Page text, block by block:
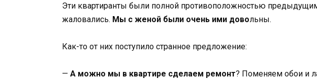
Эти квартиранты были полной противоположностью
жаловались. Мы с женой были очень ими довольны.
Как-то от них поступило странное предложение:
— А можно мы в квартире сделаем ремонт? Поменяем обои и